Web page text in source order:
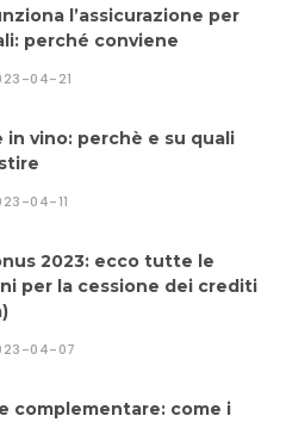
l’assicurazione per
perché conviene
04-21
in vino: perchè e su quali
04-11
2023: ecco tutte le
per la cessione dei crediti
04-07
complementare: come i